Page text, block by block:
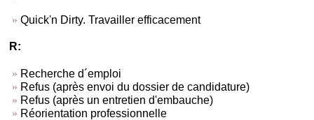
Quick'n Dirty. Travailler efficacement
R:
Recherche d´emploi
Refus (après envoi du dossier de candidature)
Refus (après un entretien d'embauche)
Réorientation professionnelle